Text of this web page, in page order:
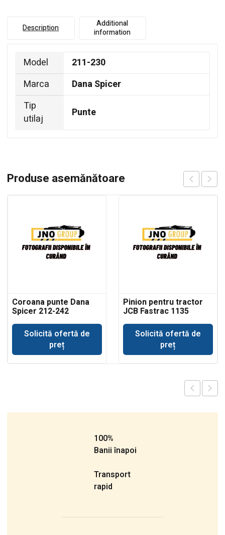
Description
Additional
information
Model
211-230
Marca
Dana Spicer
Tip
utilaj
Punte
Produse asemănătoare
Coroana punte Dana
Spicer 212-242
Solicită ofertă de
preț
Pinion pentru tractor
JCB Fastrac 1135
Solicită ofertă de
preț
100%
Banii înapoi
Transport
rapid